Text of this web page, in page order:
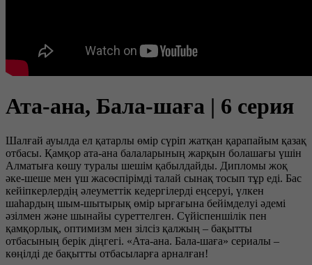
Ата-ана, Бала-шаға | 6 серия
Шалғай ауылда ел қатарлы өмір сүріп жатқан қарапайым қазақ
отбасы. Қамқор ата-ана балаларының жарқын болашағы үшін
Алматыға көшу туралы шешім қабылдайды. Дипломы жоқ
әке-шеше мен үш жасөспірімді талай сынақ тосып тұр еді. Бас
кейіпкерлердің әлеуметтік кедергілерді еңсеруі, үлкен
шаһардың шым-шытырық өмір ырғағына бейімделуі әдемі
әзілмен және шынайы суреттелген. Сүйіспеншілік пен
қамқорлық, оптимизм мен зілсіз қалжың – бақытты
отбасының берік діңгегі. «Ата-ана. Бала-шаға» сериалы –
көңілді де бақытты отбасыларға арналған!